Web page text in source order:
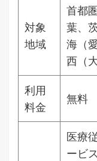
対象
地域
首都
葉、
海（
西（
利用
料金
無料
医療
ービ